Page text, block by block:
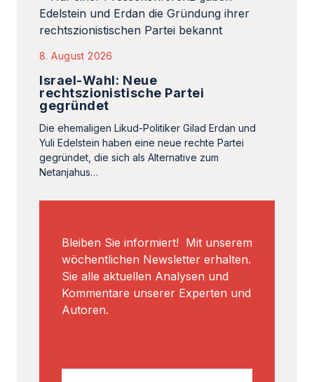
8. August 2026
Israel-Wahl: Neue
rechtszionistische Partei
gegründet
Die ehemaligen Likud-Politiker Gilad Erdan und
Yuli Edelstein haben eine neue rechte Partei
gegründet, die sich als Alternative zum
Netanjahus…
Bleiben Sie informiert! Mit unserem
wöchentlichen Newsletter erhalten.
Sie alle aktuellen Analysen und
Kommentare unserer Experten und
Autoren.